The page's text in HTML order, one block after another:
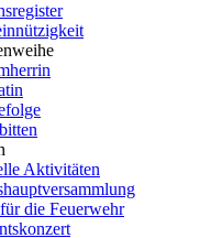
Aktivitäten
die Feuerwehr